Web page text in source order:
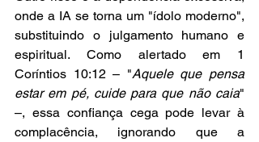
onde a IA se torna um "ídolo moderno",
substituindo o julgamento humano e
espiritual. Como alertado em 1
Coríntios 10:12 – "Aquele que pensa
estar em pé, cuide para que não caia"
–, essa confiança cega pode levar à
complacência, ignorando que a